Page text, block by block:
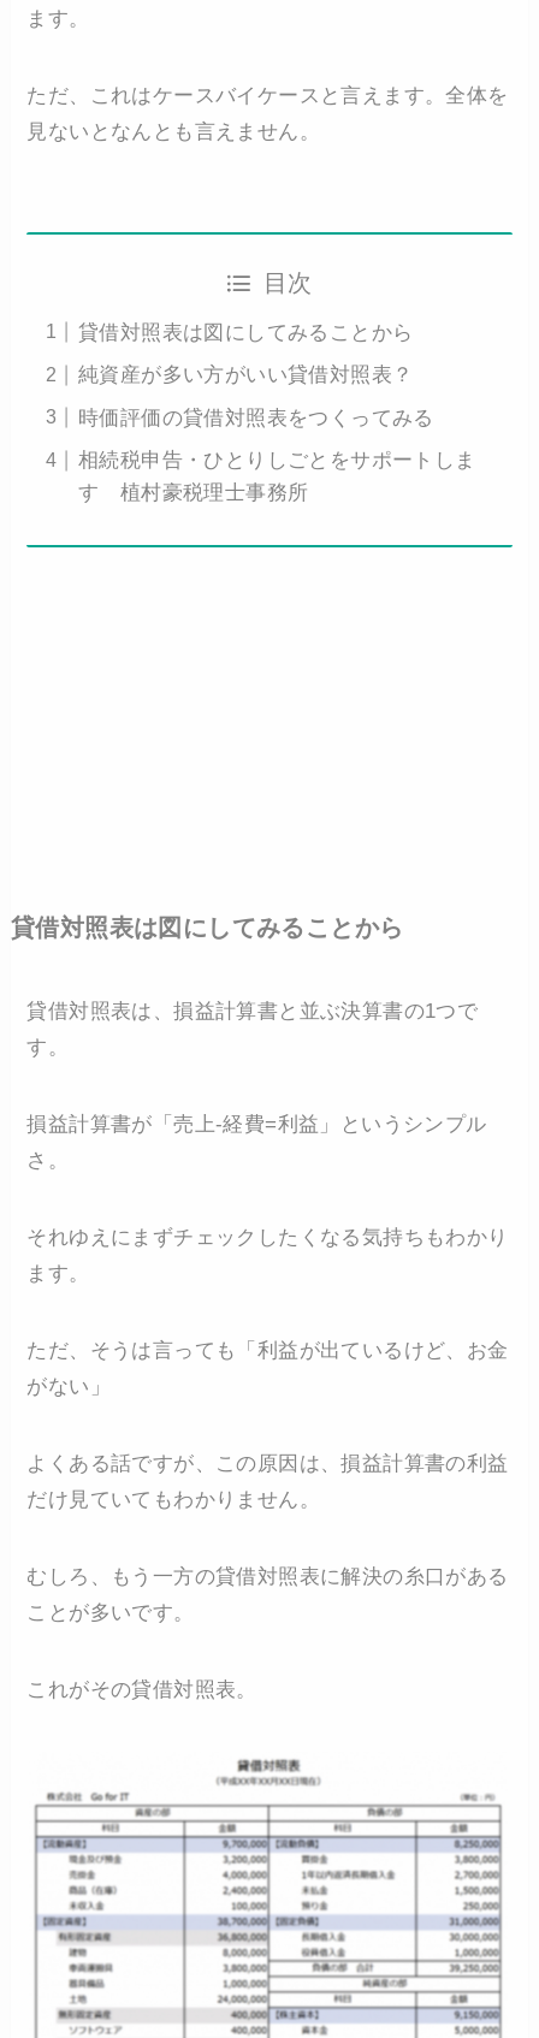
ます。
ただ、これはケースバイケースと言えます。全体を
見ないとなんとも言えません。
目次
貸借対照表は図にしてみることから
純資産が多い方がいい貸借対照表？
時価評価の貸借対照表をつくってみる
相続税申告・ひとりしごとをサポートしま
す 植村豪税理士事務所
貸借対照表は図にしてみることから
貸借対照表は、損益計算書と並ぶ決算書の1つで
す。
損益計算書が「売上-経費=利益」というシンプル
さ。
それゆえにまずチェックしたくなる気持ちもわかり
ます。
ただ、そうは言っても「利益が出ているけど、お金
がない」
よくある話ですが、この原因は、損益計算書の利益
だけ見ていてもわかりません。
むしろ、もう一方の貸借対照表に解決の糸口がある
ことが多いです。
これがその貸借対照表。